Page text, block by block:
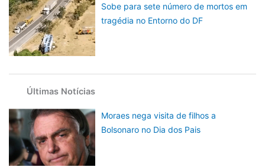
Sobe para sete número de mortos em
tragédia no Entorno do DF
Últimas Notícias
Moraes nega visita de filhos a
Bolsonaro no Dia dos Pais